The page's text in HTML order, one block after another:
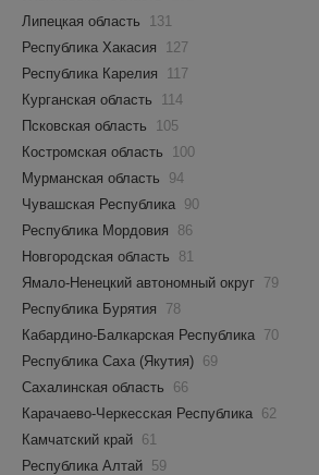
Липецкая область
131
Республика Хакасия
127
Республика Карелия
117
Курганская область
114
Псковская область
105
Костромская область
100
Мурманская область
94
Чувашская Республика 90
Республика Мордовия
86
Новгородская область
81
Ямало-Ненецкий автономный округ 79
Республика Бурятия
78
Кабардино-Балкарская Республика 70
Республика Саха (Якутия) 69
Сахалинская область
66
Карачаево-Черкесская Республика 62
Камчатский край 61
Республика Алтай 59